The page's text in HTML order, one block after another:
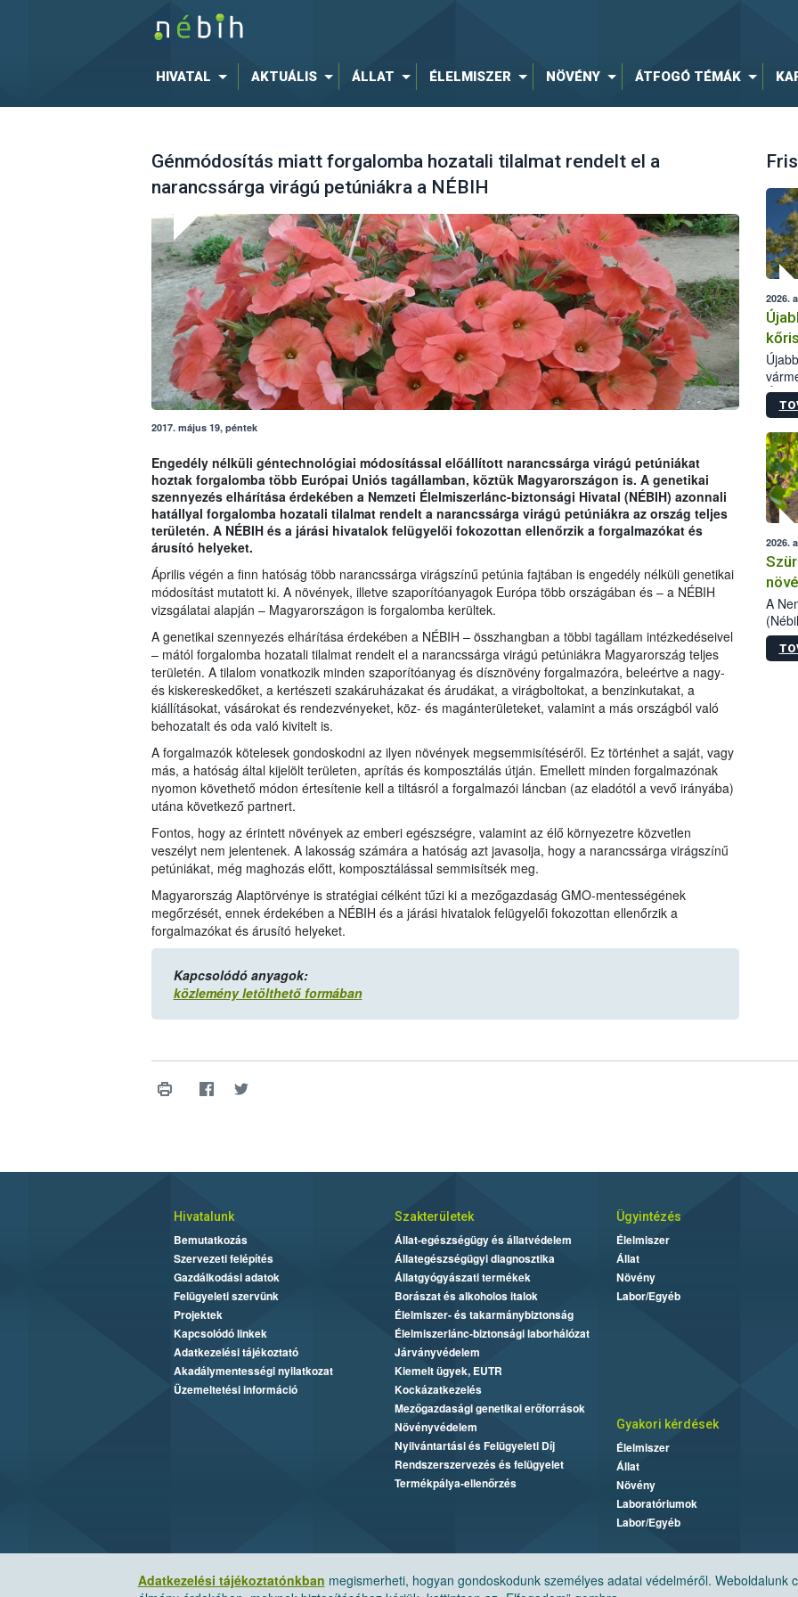
HIVATAL AKTUÁLIS ÁLLAT ÉLELMISZER NÖVÉNY ÁTFOGÓ TÉMÁK
Génmódosítás miatt forgalomba hozatali tilalmat rendelt el a
narancssárga virágú petúniákra a NÉBIH
2017. május 19, péntek
Engedély nélküli géntechnológiai módosítással előállított narancssárga virágú petúniákat
hoztak forgalomba több Európai Uniós tagállamban, köztük Magyarországon is. A genetikai
szennyezés elhárítása érdekében a Nemzeti Élelmiszerlánc-biztonsági Hivatal (NÉBIH) azonnali
hatállyal forgalomba hozatali tilalmat rendelt a narancssárga virágú petúniákra az ország teljes
területén. A NÉBIH és a járási hivatalok felügyelői fokozottan ellenőrzik a forgalmazókat és
árusító helyeket.
Április végén a finn hatóság több narancssárga virágszínű petúnia fajtában is engedély nélküli genetikai
módosítást mutatott ki. A növények, illetve szaporítóanyagok Európa több országában és – a NÉBIH
vizsgálatai alapján – Magyarországon is forgalomba kerültek.
A genetikai szennyezés elhárítása érdekében a NÉBIH – összhangban a többi tagállam intézkedéseivel
– mától forgalomba hozatali tilalmat rendelt el a narancssárga virágú petúniákra Magyarország teljes
területén. A tilalom vonatkozik minden szaporítóanyag és dísznövény forgalmazóra, beleértve a nagy-
és kiskereskedőket, a kertészeti szakáruházakat és árudákat, a virágboltokat, a benzinkutakat, a
kiállításokat, vásárokat és rendezvényeket, köz- és magánterületeket, valamint a más országból való
behozatalt és oda való kivitelt is.
A forgalmazók kötelesek gondoskodni az ilyen növények megsemmisítéséről. Ez történhet a saját, vagy
más, a hatóság által kijelölt területen, aprítás és komposztálás útján. Emellett minden forgalmazónak
nyomon követhető módon értesítenie kell a tiltásról a forgalmazói láncban (az eladótól a vevő irányába)
utána következő partnert.
Fontos, hogy az érintett növények az emberi egészségre, valamint az élő környezetre közvetlen
veszélyt nem jelentenek. A lakosság számára a hatóság azt javasolja, hogy a narancssárga virágszínű
petúniákat, még maghozás előtt, komposztálással semmisítsék meg.
Magyarország Alaptörvénye is stratégiai célként tűzi ki a mezőgazdaság GMO-mentességének
megőrzését, ennek érdekében a NÉBIH és a járási hivatalok felügyelői fokozottan ellenőrzik a
forgalmazókat és árusító helyeket.
Kapcsolódó anyagok:
közlemény letölthető formában
2026.
2026.
A
Adatkezelési tájékoztatónkban megismerheti, hogyan gondoskodunk személyes adatai védelméről. Weboldalunk
Hivatalunk
Bemutatkozás
Szervezeti felépítés
Gazdálkodási adatok
Felügyeleti szervünk
Projektek
Kapcsolódó linkek
Adatkezelési tájékoztató
Akadálymentességi nyilatkozat
Üzemeltetési információ
Szakterületek
Állat-egészségügy és állatvédelem
Állategészségügyi diagnosztika
Állatgyógyászati termékek
Borászat és alkoholos italok
Élelmiszer- és takarmánybiztonság
Élelmiszerlánc-biztonsági laborhálózat
Járványvédelem
Kiemelt ügyek, EUTR
Kockázatkezelés
Mezőgazdasági genetikai erőforrások
Növényvédelem
Nyilvántartási és Felügyeleti Díj
Rendszerszervezés és felügyelet
Termékpálya-ellenőrzés
Ügyintézés
Élelmiszer
Állat
Növény
Labor/Egyéb
Gyakori kérdések
Élelmiszer
Állat
Növény
Laboratóriumok
Labor/Egyéb